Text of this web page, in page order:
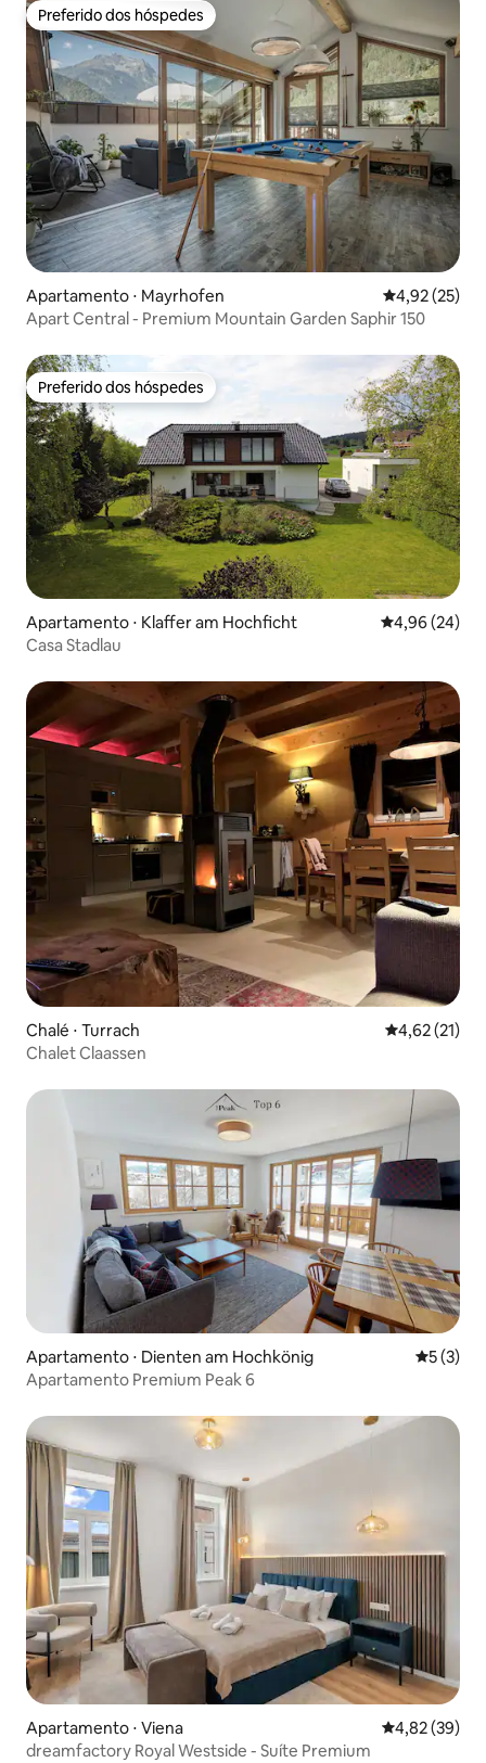
Preferido dos hóspedes
Preferido dos hóspedes
Apartamento ⋅ Mayrhofen 4,92 de uma
4,92 (25)
Apart Central - Premium Mountain Garden Saphir 150
Preferido dos hóspedes
Preferido dos hóspedes
Apartamento ⋅ Klaffer am Hochficht 4,96 de uma
4,96 (24)
Casa Stadlau
Chalé ⋅ Turrach 4,62 de uma
4,62 (21)
Chalet Claassen
Apartamento ⋅ Dienten am Hochkönig 5 de
5 (3)
Apartamento Premium Peak 6
Apartamento ⋅ Viena 4,82 de uma
4,82 (39)
dreamfactory Royal Westside - Suíte Premium